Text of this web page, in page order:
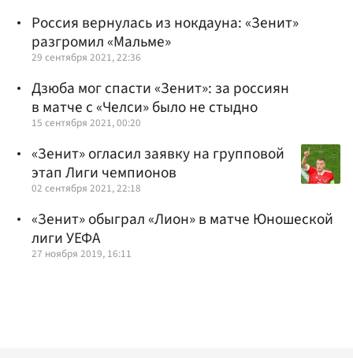
Россия вернулась из нокдауна: «Зенит»
разгромил «Мальме»
29 сентября 2021, 22:36
Дзюба мог спасти «Зенит»: за россиян
в матче с «Челси» было не стыдно
15 сентября 2021, 00:20
«Зенит» огласил заявку на групповой
этап Лиги чемпионов
02 сентября 2021, 22:18
«Зенит» обыграл «Лион» в матче Юношеской
лиги УЕФА
27 ноября 2019, 16:11